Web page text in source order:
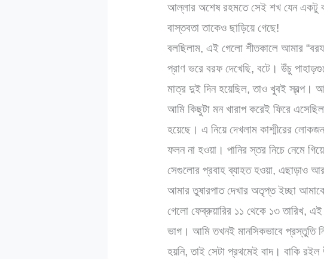
আল্লার অশেষ রহমতে সেই শখ যেন একটু
বাস্তবতা তাকেও ছাড়িয়ে গেছে!
বলছিলাম, এই গেলো শীতকালে আমার “বরফ
প্রাণ ভরে বরফ দেখেছি, বটে। উঁচু
মাত্র দুই দিন হয়েছিল, তাও খুবই স্বল্প।
আমি কিছুটা মন খারাপ করেই ফিরে
হয়েছে। এ নিয়ে দেখলাম কাশ্মীরের
ফলন না হওয়া। পানির স্তর নিচে নেমে
সেগুলোর প্রবাহ ব্যাহত হওয়া, এছাড়াও
আমার তুষারপাত দেখার অতৃপ্ত ইচ্ছা
গেলো ফেব্রুয়ারির ১১ থেকে ১৩ তারিখ,
ভাগ। আমি তখনই মানসিকভাবে প্রস্তুতি
হয়নি, তাই সেটা প্রথমেই বাদ। বাকি